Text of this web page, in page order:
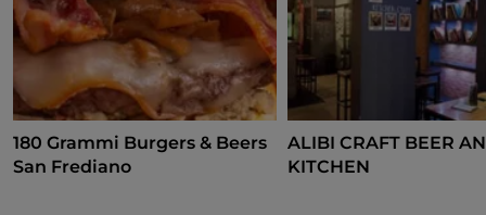
180 Grammi Burgers & Beers
San Frediano
ALIBI CRAFT BEER
KITCHEN